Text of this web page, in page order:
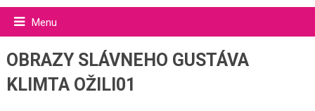
Menu
OBRAZY SLÁVNEHO GUSTÁVA
KLIMTA OŽILI01